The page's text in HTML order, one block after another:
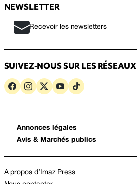
NEWSLETTER
Recevoir les newsletters
SUIVEZ-NOUS SUR LES RÉSEAUX
Annonces légales
Avis & Marchés publics
A propos d’Imaz Press